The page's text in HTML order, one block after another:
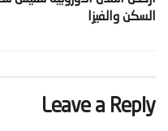
السكن والفيزا‬
Leave a Reply